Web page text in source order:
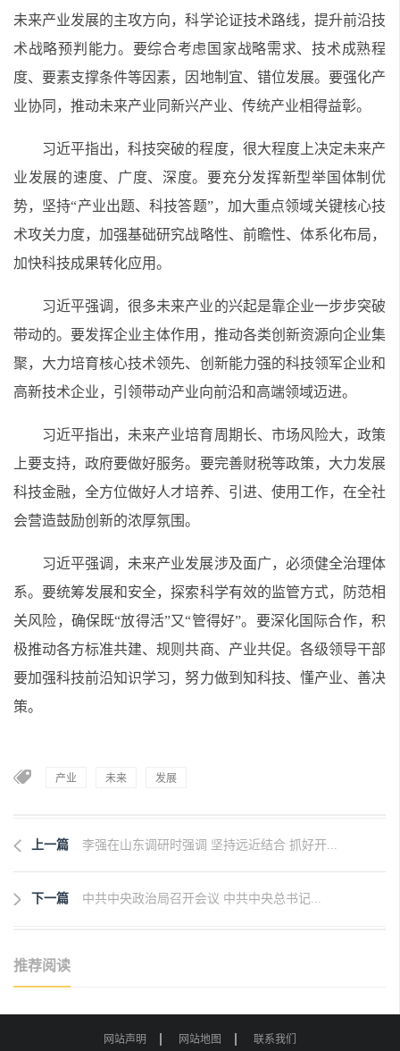
未来产业发展的主攻方向，科学论证技术路线，提升前沿技
术战略预判能力。要综合考虑国家战略需求、技术成熟程
度、要素支撑条件等因素，因地制宜、错位发展。要强化产
业协同，推动未来产业同新兴产业、传统产业相得益彰。
习近平指出，科技突破的程度，很大程度上决定未来产
业发展的速度、广度、深度。要充分发挥新型举国体制优
势，坚持“产业出题、科技答题”，加大重点领域关键核心技
术攻关力度，加强基础研究战略性、前瞻性、体系化布局，
加快科技成果转化应用。
习近平强调，很多未来产业的兴起是靠企业一步步突破
带动的。要发挥企业主体作用，推动各类创新资源向企业集
聚，大力培育核心技术领先、创新能力强的科技领军企业和
高新技术企业，引领带动产业向前沿和高端领域迈进。
习近平指出，未来产业培育周期长、市场风险大，政策
上要支持，政府要做好服务。要完善财税等政策，大力发展
科技金融，全方位做好人才培养、引进、使用工作，在全社
会营造鼓励创新的浓厚氛围。
习近平强调，未来产业发展涉及面广，必须健全治理体
系。要统筹发展和安全，探索科学有效的监管方式，防范相
关风险，确保既“放得活”又“管得好”。要深化国际合作，积
极推动各方标准共建、规则共商、产业共促。各级领导干部
要加强科技前沿知识学习，努力做到知科技、懂产业、善决
策。
产业 未来 发展
上一篇 李强在山东调研时强调 坚持远近结合 抓好开...
下一篇 中共中央政治局召开会议 中共中央总书记...
推荐阅读
网站声明 网站地图 联系我们